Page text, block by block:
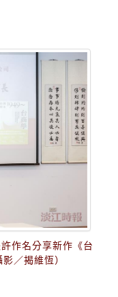
作名分享新作《台
／揭維恆）